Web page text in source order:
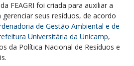
FEAGRI foi criada para auxiliar a
seus resíduos, de acordo
de Gestão Ambiental e de
Universitária da Unicamp,
da Política Nacional de Resíduos e